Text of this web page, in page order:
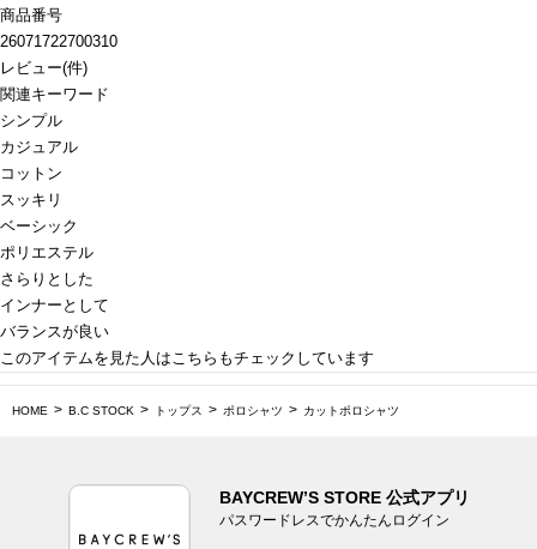
商品番号
26071722700310
レビュー(件)
関連キーワード
シンプル
カジュアル
コットン
スッキリ
ベーシック
ポリエステル
さらりとした
インナーとして
バランスが良い
このアイテムを見た人はこちらもチェックしています
HOME B.C STOCK トップス ポロシャツ カットポロシャツ
BAYCREW’S STORE 公式アプリ
パスワードレスでかんたんログイン